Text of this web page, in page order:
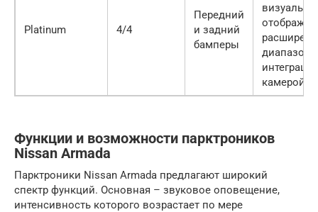
Platinum 4/4
Передний
и задний
бамперы
диапазон,
камерой
Функции и возможности парктроников
Nissan Armada
Парктроники Nissan Armada предлагают широкий
спектр функций. Основная – звуковое оповещение,
интенсивность которого возрастает по мере